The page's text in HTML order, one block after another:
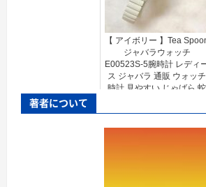
【 アイボリー 】Tea
ジャバラウォッチ
E00523S-5腕時計 レディ
ス ジャバラ 通販 ウォッチ
時計 見やすい じゃばら 蛇
ブランド シンプル 女性...
著者について